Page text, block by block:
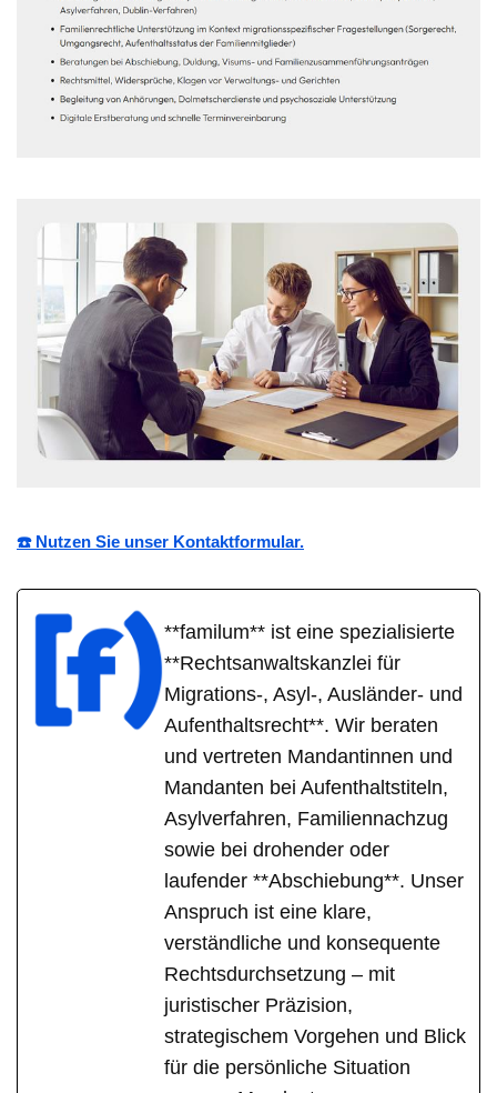
☎️ Nutzen Sie unser Kontaktformular.
**familum** ist eine spezialisierte
**Rechtsanwaltskanzlei für
Migrations-, Asyl-, Ausländer- und
Aufenthaltsrecht**. Wir beraten
und vertreten Mandantinnen und
Mandanten bei Aufenthaltstiteln,
Asylverfahren, Familiennachzug
sowie bei drohender oder
laufender **Abschiebung**. Unser
Anspruch ist eine klare,
verständliche und konsequente
Rechtsdurchsetzung – mit
juristischer Präzision,
strategischem Vorgehen und Blick
für die persönliche Situation